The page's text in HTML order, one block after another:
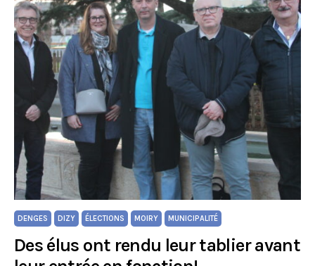
DENGES DIZY ÉLECTIONS MOIRY MUNICIPALITÉ
Des élus ont rendu leur tablier avant